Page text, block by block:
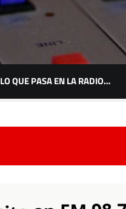
LO QUE PASA EN LA RADIO…